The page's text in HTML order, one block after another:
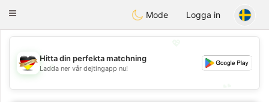
Deutsch Dating
Toggle
Mode Logga in
💖
💕
Hitta din perfekta matchning
Ladda ner vår dejtingapp nu!